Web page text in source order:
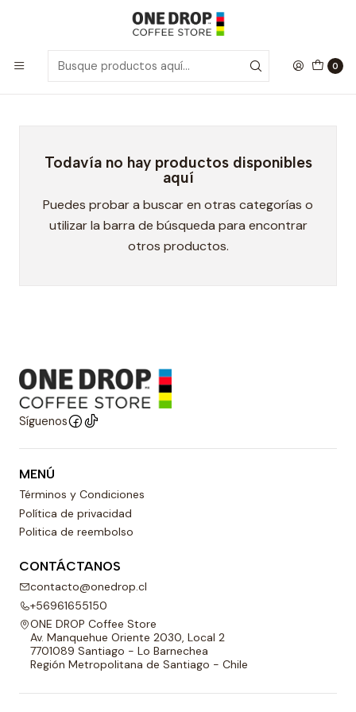
0
Inicio Promos Di Torino
Promos Di Torino
Todavía no hay productos disponibles
aquí
Puedes probar a buscar en otras categorías o
utilizar la barra de búsqueda para encontrar
otros productos.
Síguenos
MENÚ
Términos y Condiciones
Política de privacidad
Politica de reembolso
CONTÁCTANOS
contacto@onedrop.cl
+56961655150
ONE DROP Coffee Store
Av. Manquehue Oriente 2030, Local 2
7701089 Santiago - Lo Barnechea
Región Metropolitana de Santiago - Chile